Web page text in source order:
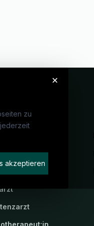
×
zu
akzeptieren